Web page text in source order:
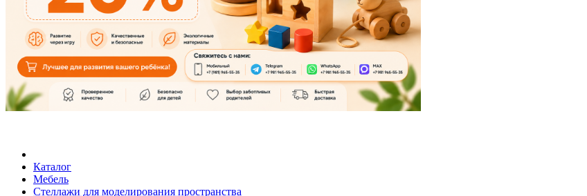
Каталог
Мебель
Стеллажи для моделирования пространства